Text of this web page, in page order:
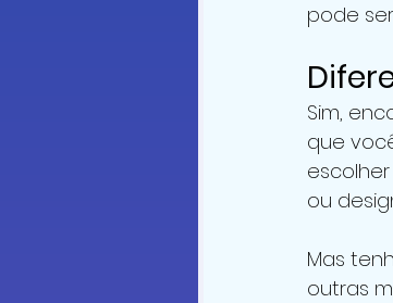
pode
Sim,
que
ou
Mas
outras